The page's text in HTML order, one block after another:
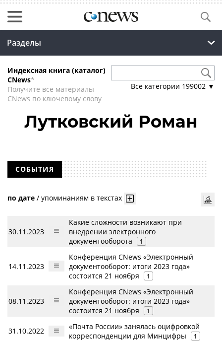
Разделы
Индексная книга (каталог)
CNews*
Получите все материалы
CNews по ключевому слову
Все категории 199002 ▼
Лутковский Роман
СОБЫТИЯ
по дате / упоминаниям в текстах
30.11.2023
Какие сложности возникают при
внедрении электронного
документооборота
1
14.11.2023
Конференция CNews «Электронный
документооборот: итоги 2023 года»
состоится 21 ноября
1
08.11.2023
Конференция CNews «Электронный
документооборот: итоги 2023 года»
состоится 21 ноября
1
31.10.2022
«Почта России» занялась оцифровкой
корреспонденции для Минцифры
1